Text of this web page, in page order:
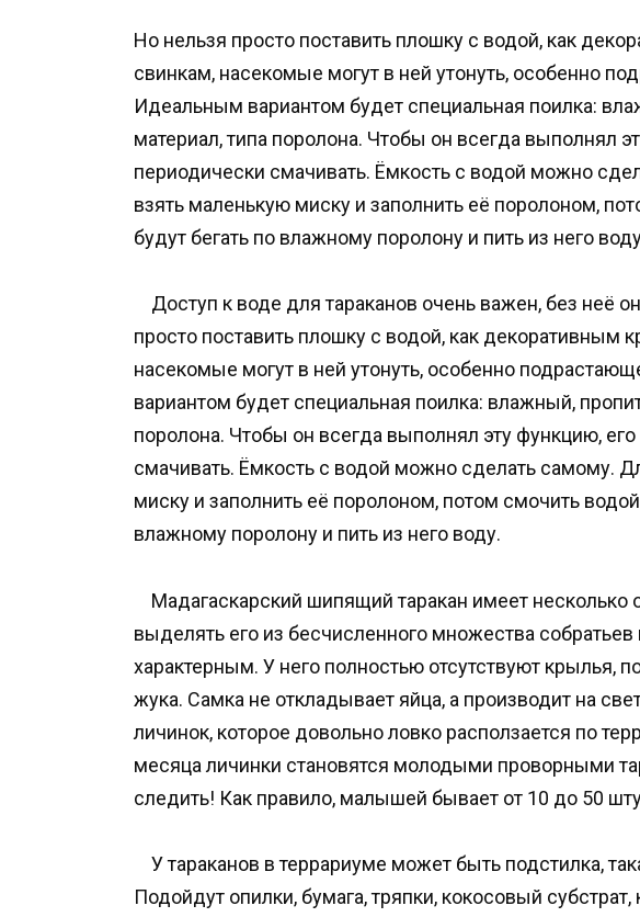
Но нельзя просто поставить плошку с водой, как
свинкам, насекомые могут в ней утонуть, особенно
Идеальным вариантом будет специальная поилка:
материал, типа поролона. Чтобы он всегда выполнял
периодически смачивать. Ёмкость с водой можно
взять маленькую миску и заполнить её поролоном,
будут бегать по влажному поролону и пить из него
Доступ к воде для тараканов очень важен, без неё
просто поставить плошку с водой, как декоративным
насекомые могут в ней утонуть, особенно
вариантом будет специальная поилка: влажный,
поролона. Чтобы он всегда выполнял эту функцию,
смачивать. Ёмкость с водой можно сделать самому.
миску и заполнить её поролоном, потом смочить
влажному поролону и пить из него воду.
Мадагаскарский шипящий таракан имеет несколько
выделять его из бесчисленного множества
характерным. У него полностью отсутствуют крылья,
жука. Самка не откладывает яйца, а производит на
личинок, которое довольно ловко расползается по
месяца личинки становятся молодыми проворными
следить! Как правило, малышей бывает от 10 до 50
У тараканов в террариуме может быть подстилка,
Подойдут опилки, бумага, тряпки, кокосовый